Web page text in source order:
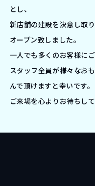
とし、
新店舗の建設を決意し取
オープン致しました。
一人でも多くのお客様に
スタッフ全員が様々なお
んで頂けますと幸いです。
ご来場を心よりお待ちして